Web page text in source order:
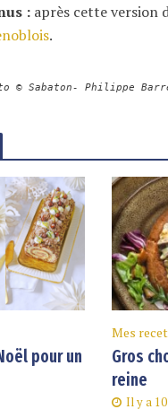
: après cette version
.
© Sabaton- Philippe
pour un
Mes
Gros
reine
Il y a